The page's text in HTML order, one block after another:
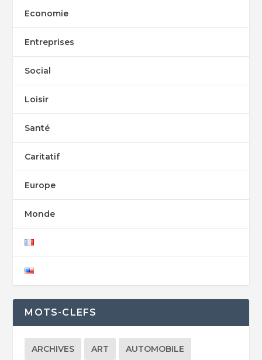
Economie
Entreprises
Social
Loisir
Santé
Caritatif
Europe
Monde
MOTS-CLEFS
ARCHIVES ART AUTOMOBILE